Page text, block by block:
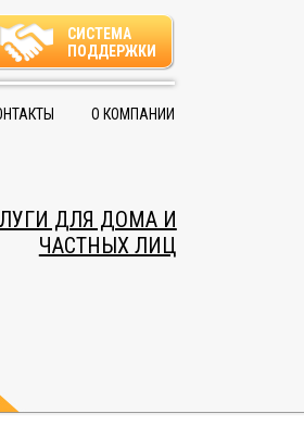
СИСТЕМА
ПОДДЕРЖКИ
О КОМПАНИИ
ДЛЯ ДОМА И
ЧАСТНЫХ ЛИЦ